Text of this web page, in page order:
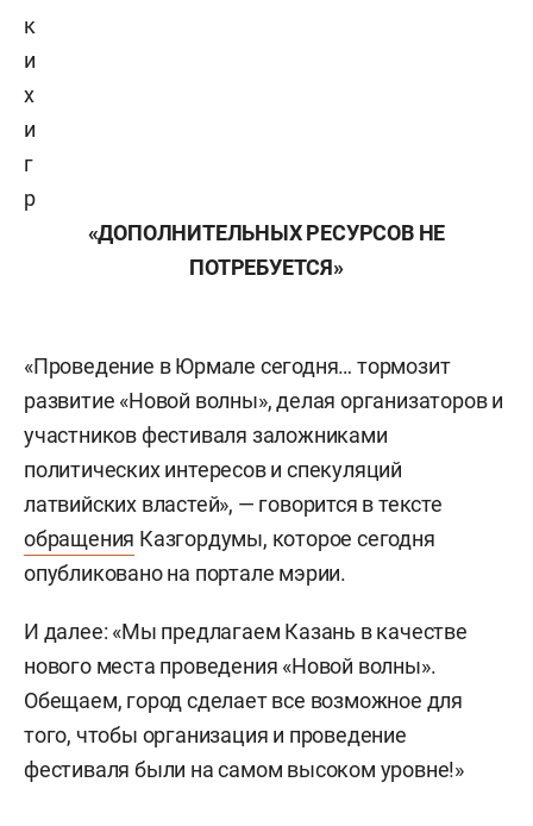
к
и
х
и
г
р
«ДОПОЛНИТЕЛЬНЫХ РЕСУРСОВ НЕ
ПОТРЕБУЕТСЯ»
«Проведение в Юрмале сегодня… тормозит
развитие «Новой волны», делая организаторов и
участников фестиваля заложниками
политических интересов и спекуляций
латвийских властей», — говорится в тексте
обращения Казгордумы, которое сегодня
опубликовано на портале мэрии.
И далее: «Мы предлагаем Казань в качестве
нового места проведения «Новой волны».
Обещаем, город сделает все возможное для
того, чтобы организация и проведение
фестиваля были на самом высоком уровне!»